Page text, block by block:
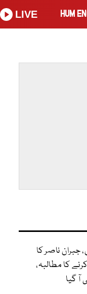
HUM
LIVE
ناصر کا
کا مطالبہ،
آ گیا